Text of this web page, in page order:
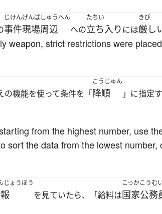
じけんげんば
事件現場
しゅうへん
周辺 への
たちい
立ち入り には
きび
厳し
weapon, strict restrictions were
の機能を使って条件を「
こうじゅん
降順 」に指定す
from the highest number, use
sort the data from the lowest
じょうほう
を見ていたら、「給料は
こっかこうむ
国家公務